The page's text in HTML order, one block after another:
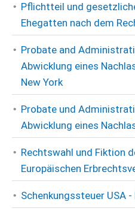
Pflichtteil und
Ehegatten nach dem
Probate and
Abwicklung eines
New York
Probate und
Abwicklung eines
Rechtswahl und Fiktion
Europäischen
Schenkungssteuer USA -